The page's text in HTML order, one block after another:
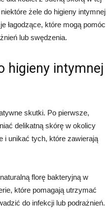
żele do higieny intymnej
łagodzące, które mogą pomóc
lub swędzenia.
higieny intymnej
skutki. Po pierwsze,
delikatną skórę w okolicy
i unikać tych, które zawierają
florę bakteryjną w
które pomagają utrzymać
do infekcji lub podrażnień.